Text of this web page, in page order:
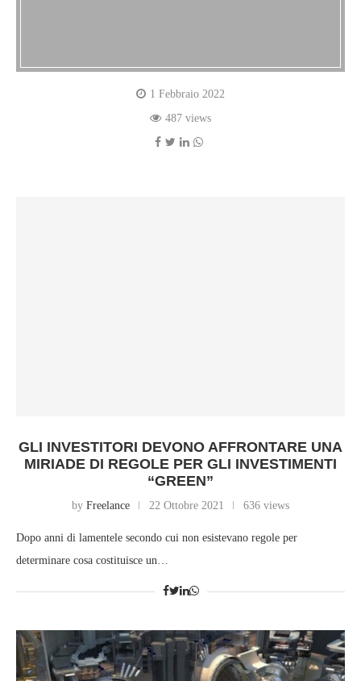
1 Febbraio 2022
487 views
GLI INVESTITORI DEVONO AFFRONTARE UNA
MIRIADE DI REGOLE PER GLI INVESTIMENTI
“GREEN”
by Freelance 22 Ottobre 2021 636 views
Dopo anni di lamentele secondo cui non esistevano regole per
determinare cosa costituisce un…